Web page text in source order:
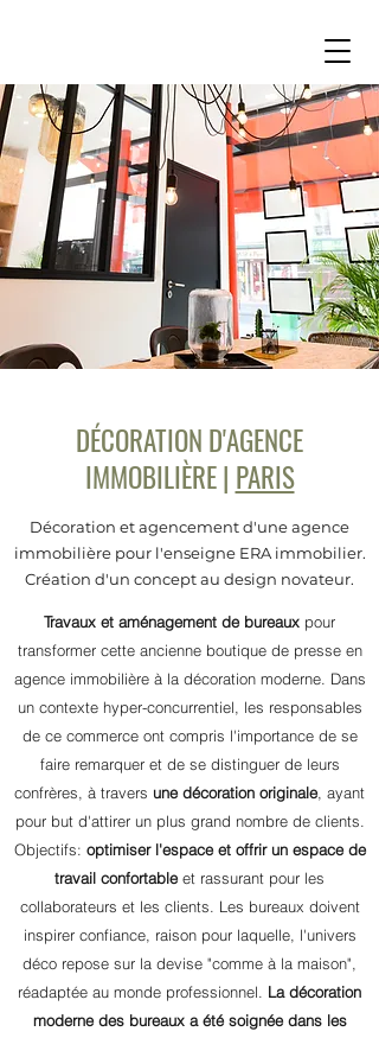
DÉCORATION D'AGENCE
IMMOBILIÈRE | PARIS
Décoration et agencement d'une agence
immobilière pour l'enseigne ERA immobilier.
Création d'un concept au design novateur.
Travaux et aménagement de bureaux pour
transformer cette ancienne boutique de presse en
agence immobilière à la décoration moderne. Dans
un contexte hyper-concurrentiel, les responsables
de ce commerce ont compris l'importance de se
faire remarquer et de se distinguer de leurs
confrères, à travers une décoration originale, ayant
pour but d'attirer un plus grand nombre de clients.
Objectifs: optimiser l'espace et offrir un espace de
travail confortableet rassurant pour les
collaborateurs et les clients. Les bureaux doivent
inspirer confiance, raison pour laquelle, l'univers
déco repose sur la devise "comme à la maison",
réadaptée au monde professionnel.
La décoration
moderne des bureaux a été soignée dans les